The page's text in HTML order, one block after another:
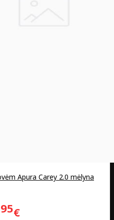
Apura Carey 2.0 mėlyna
95€